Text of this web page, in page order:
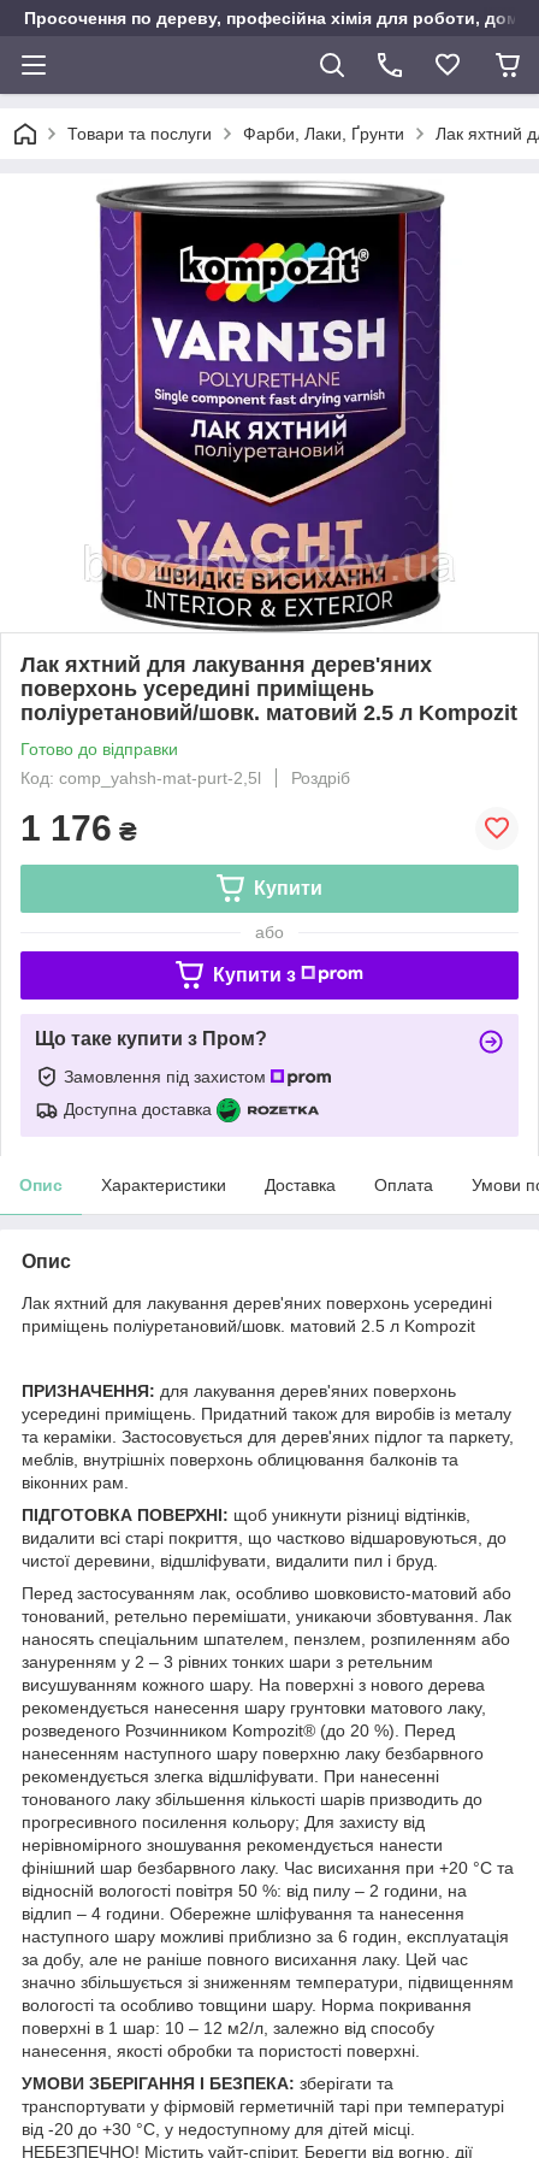
Просочення по дереву, професійна хімія для роботи,
Товари та послуги Фарби, Лаки, Ґрунти Лак яхтний
Лак яхтний для лакування дерев'яних
поверхонь усередині приміщень
поліуретановий/шовк. матовий 2.5 л Kompozit
Готово до відправки
Код: comp_yahsh-mat-purt-2,5l
Роздріб
1 176 ₴
Купити
або
Купити з
Що таке купити з Пром?
Замовлення під захистом
Доступна доставка
Опис Характеристики Доставка Оплата Умови
Опис
Лак яхтний для лакування дерев'яних поверхонь усередині
приміщень поліуретановий/шовк. матовий 2.5 л Kompozit
ПРИЗНАЧЕННЯ: для лакування дерев'яних поверхонь
усередині приміщень. Придатний також для виробів із металу
та кераміки. Застосовується для дерев'яних підлог та паркету,
меблів, внутрішніх поверхонь облицювання балконів та
віконних рам.
ПІДГОТОВКА ПОВЕРХНІ: щоб уникнути різниці відтінків,
видалити всі старі покриття, що частково відшаровуються, до
чистої деревини, відшліфувати, видалити пил і бруд.
Перед застосуванням лак, особливо шовковисто-матовий або
тонований, ретельно перемішати, уникаючи збовтування. Лак
наносять спеціальним шпателем, пензлем, розпиленням або
зануренням у 2 – 3 рівних тонких шари з ретельним
висушуванням кожного шару. На поверхні з нового дерева
рекомендується нанесення шару грунтовки матового лаку,
розведеного Розчинником Kompozit® (до 20 %). Перед
нанесенням наступного шару поверхню лаку безбарвного
рекомендується злегка відшліфувати. При нанесенні
тонованого лаку збільшення кількості шарів призводить до
прогресивного посилення кольору; Для захисту від
нерівномірного зношування рекомендується нанести
фінішний шар безбарвного лаку. Час висихання при +20 °С та
відносній вологості повітря 50 %: від пилу – 2 години, на
відлип – 4 години. Обережне шліфування та нанесення
наступного шару можливі приблизно за 6 годин, експлуатація
за добу, але не раніше повного висихання лаку. Цей час
значно збільшується зі зниженням температури, підвищенням
вологості та особливо товщини шару. Норма покривання
поверхні в 1 шар: 10 – 12 м2/л, залежно від способу
нанесення, якості обробки та пористості поверхні.
УМОВИ ЗБЕРІГАННЯ І БЕЗПЕКА: зберігати та
транспортувати у фірмовій герметичній тарі при температурі
від -20 до +30 °С, у недоступному для дітей місці.
НЕБЕЗПЕЧНО! Містить уайт-спірит. Берегти від вогню, дії